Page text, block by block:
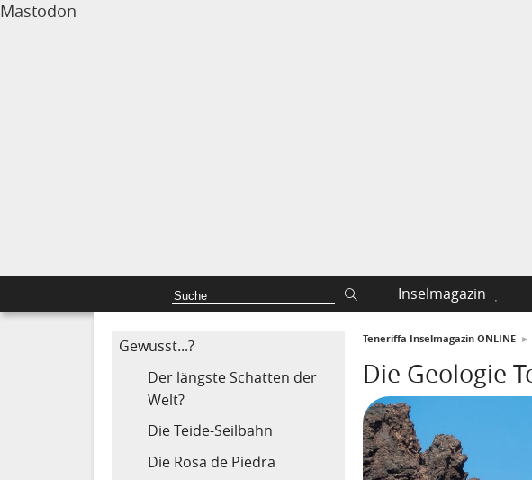
Mastodon
Inselmagazin
Gewusst...?
Der längste Schatten der
Welt?
Die Teide-Seilbahn
Die Rosa de Piedra
Teneriffa Inselmagazin ONLINE ►
Die Geologie